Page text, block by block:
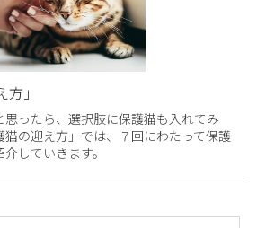
」
ったら、選択肢に保護猫も入れてみ
猫の迎え方」では、７回にわたって保護
していきます。